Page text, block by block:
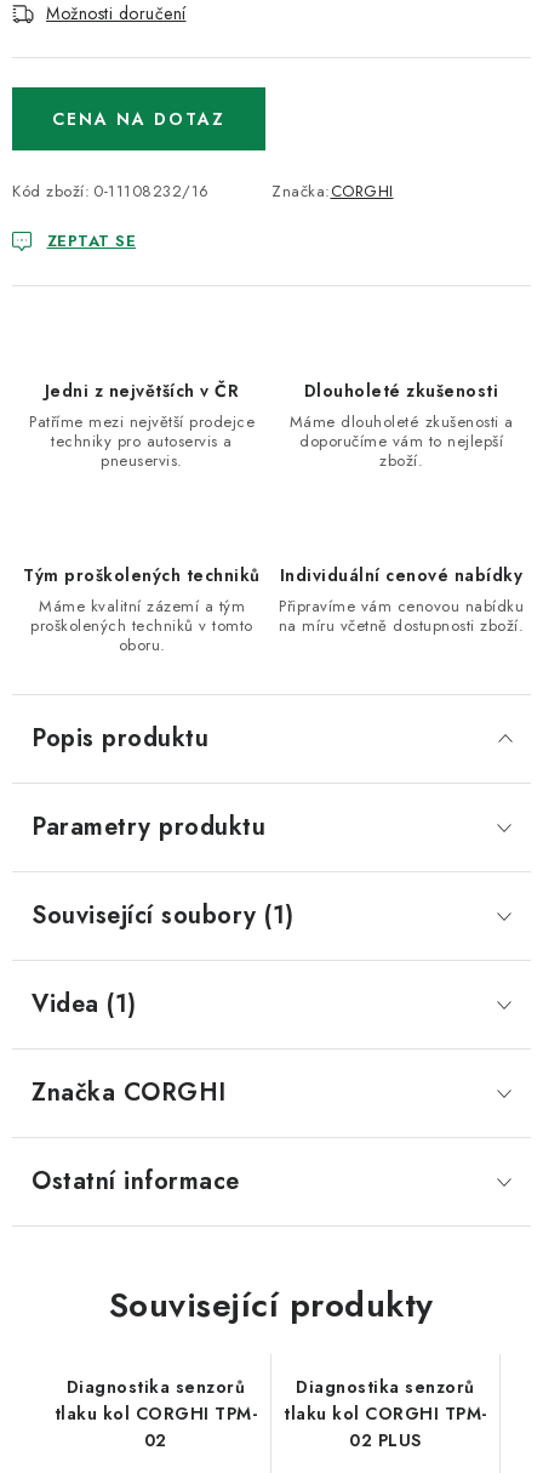
Možnosti doručení
CENA NA DOTAZ
Kód zboží: 0-11108232/16 Značka:CORGHI
ZEPTAT SE
Jedni z největších v ČR
Patříme mezi největší prodejce
techniky pro autoservis a
pneuservis.
Dlouholeté zkušenosti
Máme dlouholeté zkušenosti a
doporučíme vám to nejlepší
zboží.
Tým proškolených techniků
Máme kvalitní zázemí a tým
proškolených techniků v tomto
oboru.
Individuální cenové nabídky
Připravíme vám cenovou nabídku
na míru včetně dostupnosti zboží.
Popis produktu
Parametry produktu
Související soubory (1)
Videa (1)
Značka CORGHI
Ostatní informace
Související produkty
Diagnostika senzorů
tlaku kol CORGHI TPM-
02
Diagnostika senzorů
tlaku kol CORGHI TPM-
02 PLUS